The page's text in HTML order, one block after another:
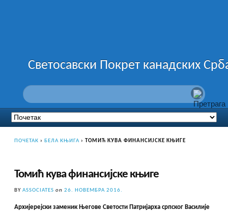
Светосавски Покрет канадских
ПОЧЕТАК › БЕЛА КЊИГА › ТОМИЋ КУВА ФИНАНСИЈСКЕ КЊИГЕ
Томић кува финансијске књиге
BYASSOCIATES on 26. НОВЕМБРА 2016.
Архијерејски заменик Његове Светости Патријарха српског Василије